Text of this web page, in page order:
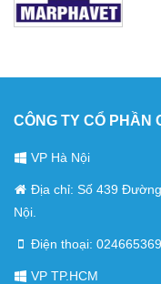
CÔNG TY CỔ PHẦN
VP Hà Nội
Địa chỉ: Số 439
Nội.
Điện thoại:
VP TP.HCM